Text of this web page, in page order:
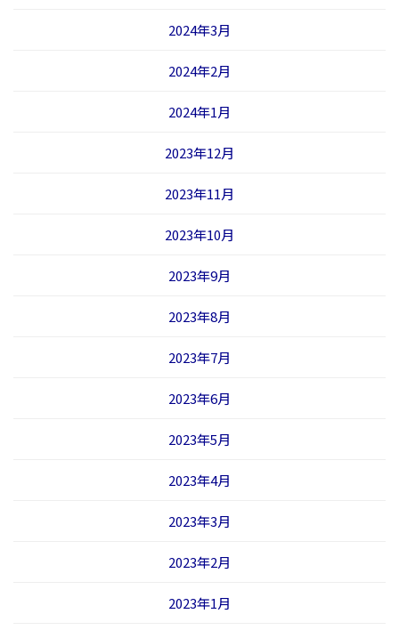
2024年3月
2024年2月
2024年1月
2023年12月
2023年11月
2023年10月
2023年9月
2023年8月
2023年7月
2023年6月
2023年5月
2023年4月
2023年3月
2023年2月
2023年1月